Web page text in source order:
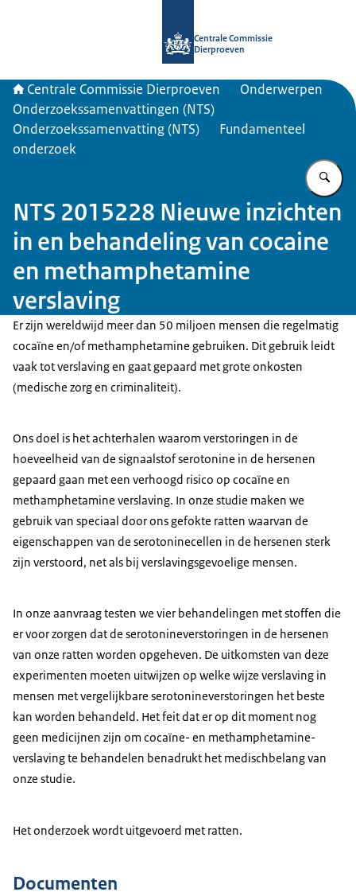
Centrale Commissie
Dierproeven
Centrale Commissie Dierproeven
Onderwerpen
Onderzoekssamenvattingen (NTS)
Onderzoekssamenvatting (NTS)
Fundamenteel
onderzoek
NTS 2015228 Nieuwe inzichten
in en behandeling van cocaine
en methamphetamine
verslaving
Er zijn wereldwijd meer dan 50 miljoen mensen die regelmatig
cocaïne en/of methamphetamine gebruiken. Dit gebruik leidt
vaak tot verslaving en gaat gepaard met grote onkosten
(medische zorg en criminaliteit).
Ons doel is het achterhalen waarom verstoringen in de
hoeveelheid van de signaalstof serotonine in de hersenen
gepaard gaan met een verhoogd risico op cocaïne en
methamphetamine verslaving. In onze studie maken we
gebruik van speciaal door ons gefokte ratten waarvan de
eigenschappen van de serotoninecellen in de hersenen sterk
zijn verstoord, net als bij verslavingsgevoelige mensen.
In onze aanvraag testen we vier behandelingen met stoffen die
er voor zorgen dat de serotonineverstoringen in de hersenen
van onze ratten worden opgeheven. De uitkomsten van deze
experimenten moeten uitwijzen op welke wijze verslaving in
mensen met vergelijkbare serotonineverstoringen het beste
kan worden behandeld. Het feit dat er op dit moment nog
geen medicijnen zijn om cocaïne- en methamphetamine-
verslaving te behandelen benadrukt het medischbelang van
onze studie.
Het onderzoek wordt uitgevoerd met ratten.
Documenten